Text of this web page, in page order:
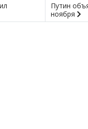
Путин
ноября